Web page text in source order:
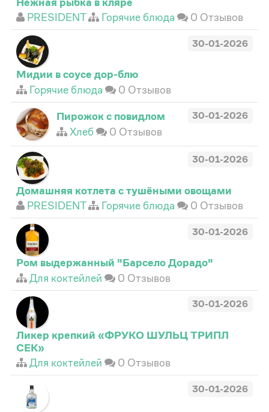
PRESIDENT
Горячие блюда 0 Отзывов
30-01-2026
Мидии в соусе дор-блю
Горячие блюда
0 Отзывов
30-01-2026
Пирожок с повидлом
Хлеб
0 Отзывов
30-01-2026
Домашняя котлета с тушёными овощами
PRESIDENT
Горячие блюда 0 Отзывов
30-01-2026
Ром выдержанный "Барсело Дорадо"
Для коктейлей
0 Отзывов
30-01-2026
Ликер крепкий «ФРУКО ШУЛЬЦ ТРИПЛ
СЕК»
Для коктейлей
0 Отзывов
30-01-2026